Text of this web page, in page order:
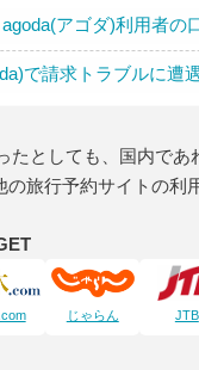
agoda(アゴダ)利用者
で請求トラブルに遭
たとしても、国内で
の旅行予約サイトの利
じゃらん JTB